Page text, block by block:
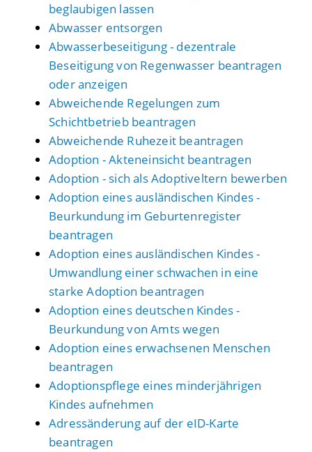
beglaubigen lassen
Abwasser entsorgen
Abwasserbeseitigung - dezentrale
Beseitigung von Regenwasser beantragen
oder anzeigen
Abweichende Regelungen zum
Schichtbetrieb beantragen
Abweichende Ruhezeit beantragen
Adoption - Akteneinsicht beantragen
Adoption - sich als Adoptiveltern bewerben
Adoption eines ausländischen Kindes -
Beurkundung im Geburtenregister
beantragen
Adoption eines ausländischen Kindes -
Umwandlung einer schwachen in eine
starke Adoption beantragen
Adoption eines deutschen Kindes -
Beurkundung von Amts wegen
Adoption eines erwachsenen Menschen
beantragen
Adoptionspflege eines minderjährigen
Kindes aufnehmen
Adressänderung auf der eID-Karte
beantragen